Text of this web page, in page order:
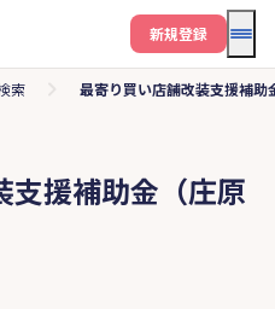
メ
新規登録
索 最寄り買い店舗改装支援補助
支援補助金（庄原